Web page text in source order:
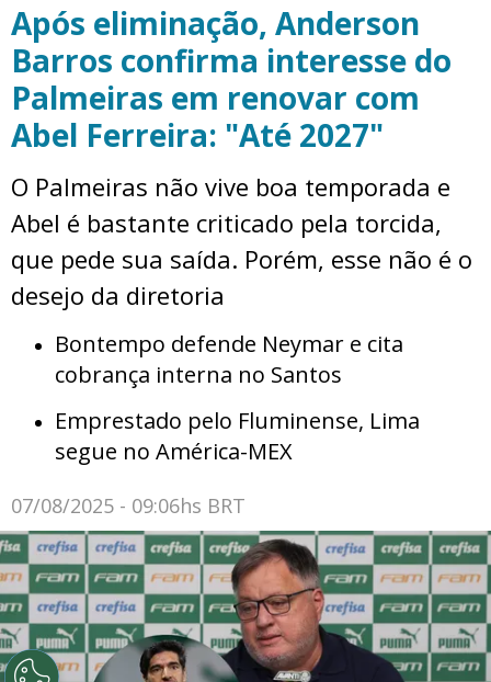
Após eliminação, Anderson
Barros confirma interesse do
Palmeiras em renovar com
Abel Ferreira: "Até 2027"
O Palmeiras não vive boa temporada e
Abel é bastante criticado pela torcida,
que pede sua saída. Porém, esse não é o
desejo da diretoria
Bontempo defende Neymar e cita
cobrança interna no Santos
Emprestado pelo Fluminense, Lima
segue no América-MEX
07/08/2025 - 09:06hs BRT